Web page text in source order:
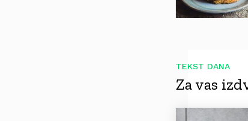
TEKST DANA
Za vas